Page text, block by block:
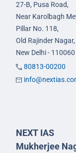
27-B, Pusa Road,
Near Karolbagh
Pillar No. 118,
Old Rajinder Nagar,
New Delhi - 110060
80813-00200
NEXT IAS
Mukherjee